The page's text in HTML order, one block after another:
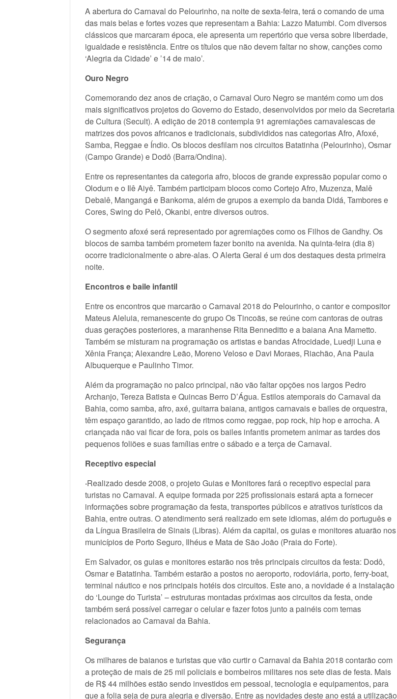
A abertura do Carnaval do Pelourinho, na noite de sexta-feira, terá o comando de uma
das mais belas e fortes vozes que representam a Bahia: Lazzo Matumbi. Com diversos
clássicos que marcaram época, ele apresenta um repertório que versa sobre liberdade,
igualdade e resistência. Entre os títulos que não devem faltar no show, canções como
‘Alegria da Cidade’ e ’14 de maio’.
Ouro Negro
Comemorando dez anos de criação, o Carnaval Ouro Negro se mantém como um dos
mais significativos projetos do Governo do Estado, desenvolvidos por meio da Secretaria
de Cultura (Secult). A edição de 2018 contempla 91 agremiações carnavalescas de
matrizes dos povos africanos e tradicionais, subdivididos nas categorias Afro, Afoxé,
Samba, Reggae e Índio. Os blocos desfilam nos circuitos Batatinha (Pelourinho), Osmar
(Campo Grande) e Dodô (Barra/Ondina).
Entre os representantes da categoria afro, blocos de grande expressão popular como o
Olodum e o Ilê Aiyê. Também participam blocos como Cortejo Afro, Muzenza, Malê
Debalê, Mangangá e Bankoma, além de grupos a exemplo da banda Didá, Tambores e
Cores, Swing do Pelô, Okanbi, entre diversos outros.
O segmento afoxé será representado por agremiações como os Filhos de Gandhy. Os
blocos de samba também prometem fazer bonito na avenida. Na quinta-feira (dia 8)
ocorre tradicionalmente o abre-alas. O Alerta Geral é um dos destaques desta primeira
noite.
Encontros e baile infantil
Entre os encontros que marcarão o Carnaval 2018 do Pelourinho, o cantor e compositor
Mateus Aleluia, remanescente do grupo Os Tincoãs, se reúne com cantoras de outras
duas gerações posteriores, a maranhense Rita Benneditto e a baiana Ana Mametto.
Também se misturam na programação os artistas e bandas Afrocidade, Luedji Luna e
Xênia França; Alexandre Leão, Moreno Veloso e Davi Moraes, Riachão, Ana Paula
Albuquerque e Paulinho Timor.
Além da programação no palco principal, não vão faltar opções nos largos Pedro
Archanjo, Tereza Batista e Quincas Berro D’Água. Estilos atemporais do Carnaval da
Bahia, como samba, afro, axé, guitarra baiana, antigos carnavais e bailes de orquestra,
têm espaço garantido, ao lado de ritmos como reggae, pop rock, hip hop e arrocha. A
criançada não vai ficar de fora, pois os bailes infantis prometem animar as tardes dos
pequenos foliões e suas famílias entre o sábado e a terça de Carnaval.
Receptivo especial
·Realizado desde 2008, o projeto Guias e Monitores fará o receptivo especial para
turistas no Carnaval. A equipe formada por 225 profissionais estará apta a fornecer
informações sobre programação da festa, transportes públicos e atrativos turísticos da
Bahia, entre outras. O atendimento será realizado em sete idiomas, além do português e
da Língua Brasileira de Sinais (Libras). Além da capital, os guias e monitores atuarão nos
municípios de Porto Seguro, Ilhéus e Mata de São João (Praia do Forte).
Em Salvador, os guias e monitores estarão nos três principais circuitos da festa: Dodô,
Osmar e Batatinha. Também estarão a postos no aeroporto, rodoviária, porto, ferry-boat,
terminal náutico e nos principais hotéis dos circuitos. Este ano, a novidade é a instalação
do ‘Lounge do Turista’ – estruturas montadas próximas aos circuitos da festa, onde
também será possível carregar o celular e fazer fotos junto a painéis com temas
relacionados ao Carnaval da Bahia.
Segurança
Os milhares de baianos e turistas que vão curtir o Carnaval da Bahia 2018 contarão com
a proteção de mais de 25 mil policiais e bombeiros militares nos sete dias de festa. Mais
de R$ 44 milhões estão sendo investidos em pessoal, tecnologia e equipamentos, para
que a folia seja de pura alegria e diversão. Entre as novidades deste ano está a utilização